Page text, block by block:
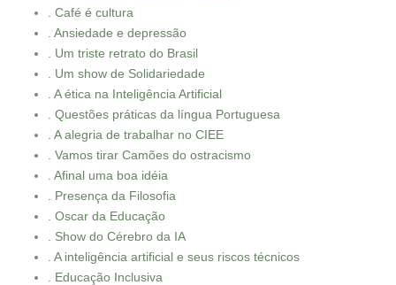
. Café é cultura
. Ansiedade e depressão
. Um triste retrato do Brasil
. Um show de Solidariedade
. A ética na Inteligência Artificial
. Questões práticas da língua Portuguesa
. A alegria de trabalhar no CIEE
. Vamos tirar Camões do ostracismo
. Afinal uma boa idéia
. Presença da Filosofia
. Oscar da Educação
. Show do Cérebro da IA
. A inteligência artificial e seus riscos técnicos
. Educação Inclusiva